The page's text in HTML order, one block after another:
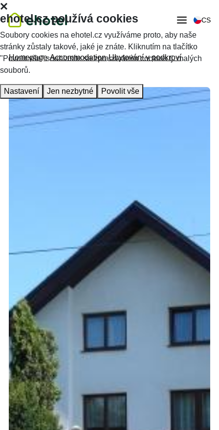
CS
Homepage Accommodation Ubytování v podkroví
ehotel.cz používá cookies
Soubory cookies na ehotel.cz využíváme proto, aby naše
stránky zůstaly takové, jaké je znáte. Kliknutím na tlačítko
"Povolit vše" souhlasíte se zpracováním cookies tj. malých
souborů.
Nastavení Jen nezbytné Povolit vše